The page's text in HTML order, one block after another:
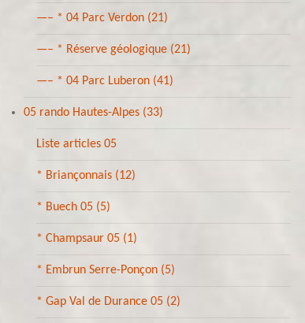
—– * 04 Parc Verdon (21)
—– * Réserve géologique (21)
—– * 04 Parc Luberon (41)
05 rando Hautes-Alpes (33)
Liste articles 05
* Briançonnais (12)
* Buech 05 (5)
* Champsaur 05 (1)
* Embrun Serre-Ponçon (5)
* Gap Val de Durance 05 (2)